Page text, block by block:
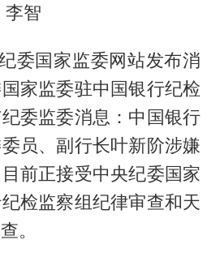
李智
委国家监委网站发布消
家监委驻中国银行纪检
委监委消息：中国银行
员、副行长叶新阶涉嫌
前正接受中央纪委国家
检监察组纪律审查和天
。